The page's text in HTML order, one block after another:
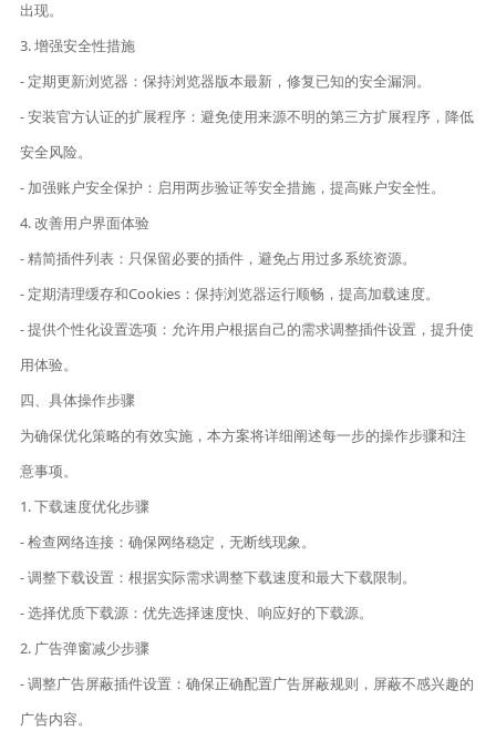
出现。
3. 增强安全性措施
- 定期更新浏览器：保持浏览器版本最新，修复已知的安全漏洞。
- 安装官方认证的扩展程序：避免使用来源不明的第三方扩展程序，降低
安全风险。
- 加强账户安全保护：启用两步验证等安全措施，提高账户安全性。
4. 改善用户界面体验
- 精简插件列表：只保留必要的插件，避免占用过多系统资源。
- 定期清理缓存和Cookies：保持浏览器运行顺畅，提高加载速度。
- 提供个性化设置选项：允许用户根据自己的需求调整插件设置，提升使
用体验。
四、具体操作步骤
为确保优化策略的有效实施，本方案将详细阐述每一步的操作步骤和注
意事项。
1. 下载速度优化步骤
- 检查网络连接：确保网络稳定，无断线现象。
- 调整下载设置：根据实际需求调整下载速度和最大下载限制。
- 选择优质下载源：优先选择速度快、响应好的下载源。
2. 广告弹窗减少步骤
- 调整广告屏蔽插件设置：确保正确配置广告屏蔽规则，屏蔽不感兴趣的
广告内容。